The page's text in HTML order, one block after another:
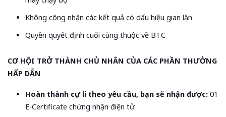
Không công nhận các kết quả có dấu hiệu gian lận
Quyền quyết định cuối cùng thuộc về BTC
CƠ HỘI TRỞ THÀNH CHỦ NHÂN CỦA CÁC PHẦN THƯỞNG
HẤP DẪN
Hoàn thành cự li theo yêu cầu, bạn sẽ nhận được: 01
E-Certificate chứng nhận điện tử